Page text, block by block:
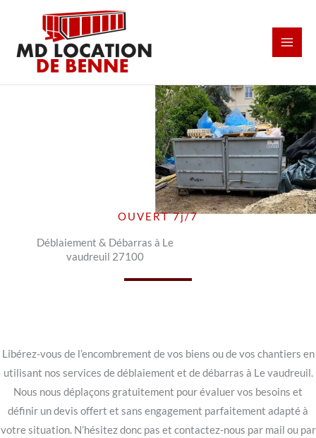
contenu
OUVERT 7j/7
Déblaiement & Débarras à Le
vaudreuil 27100
Libérez-vous de l’encombrement de vos biens ou de vos chantiers en
utilisant nos services de déblaiement et de débarras à Le vaudreuil.
Nous nous déplaçons gratuitement pour évaluer vos besoins et
définir un devis offert et sans engagement parfaitement adapté à
votre situation. N’hésitez donc pas et contactez-nous par mail ou par